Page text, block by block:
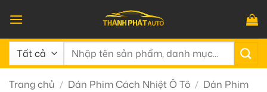
qua
nội
dung
Tìm
Trang chủ / Dán Phim Cách Nhiệt Ô Tô / Dán Phim